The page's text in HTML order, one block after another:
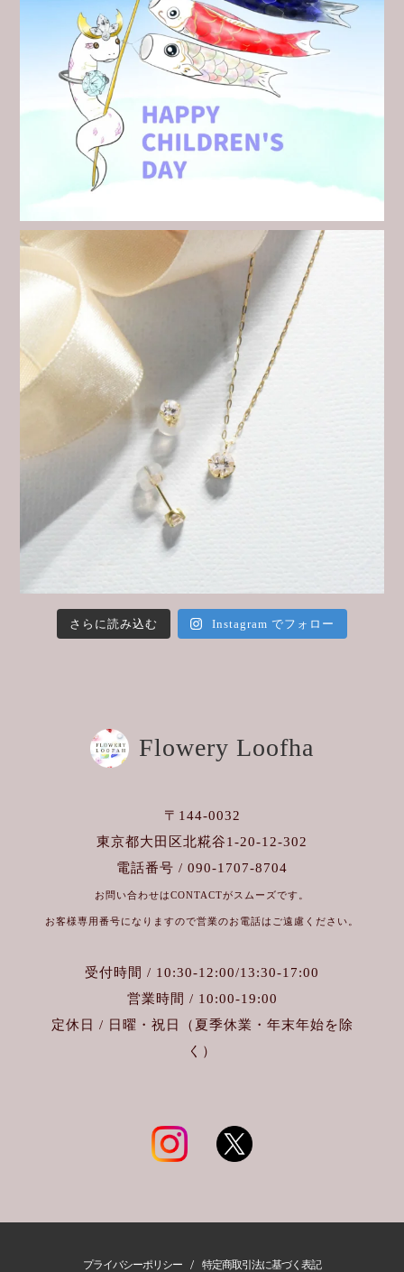
Flowery Loofha
〒144-0032
東京都大田区北糀谷1-20-12-302
電話番号 / 090-1707-8704
お問い合わせはCONTACTがスムーズです。
お客様専用番号になりますので営業のお電話はご遠慮ください。
受付時間 / 10:30-12:00/13:30-17:00
営業時間 / 10:00-19:00
定休日 / 日曜・祝日（夏季休業・年末年始を除
く）
さらに読み込む Instagram でフォロー
プライバシーポリシー / 特定商取引法に基づく表記